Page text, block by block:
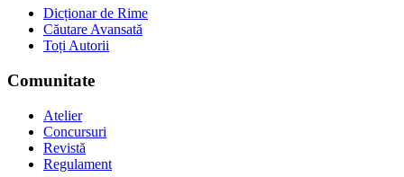
Dicționar de Rime
Căutare Avansată
Toți Autorii
Comunitate
Atelier
Concursuri
Revistă
Regulament